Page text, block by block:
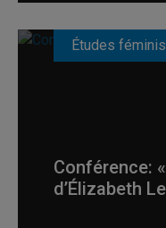
Études
Conférence:
d’Élizabeth